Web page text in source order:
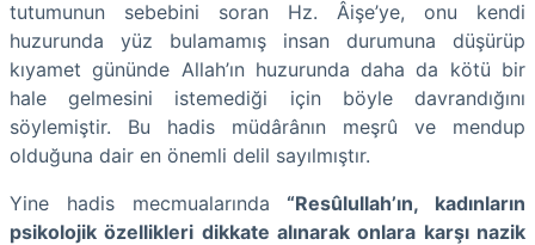
tutumunun sebebini soran Hz. Âişe’ye, onu kendi
huzurunda yüz bulamamış insan durumuna düşürüp
kıyamet gününde Allah’ın huzurunda daha da kötü bir
hale gelmesini istemediği için böyle davrandığını
söylemiştir. Bu hadis müdârânın meşrû ve mendup
olduğuna dair en önemli delil sayılmıştır.
Yine hadis mecmualarında “Resûlullah’ın, kadınların
psikolojik özellikleri dikkate alınarak onlara karşı nazik